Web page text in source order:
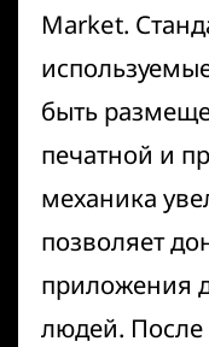
Market.
быть
печатной и
механика
позволяет
приложения
людей. После